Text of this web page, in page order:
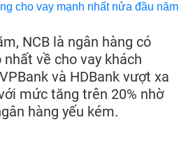
NCB là ngân hàng có
về cho vay khách
và HDBank vượt xa
mức tăng trên 20% nhờ
hàng yếu kém.